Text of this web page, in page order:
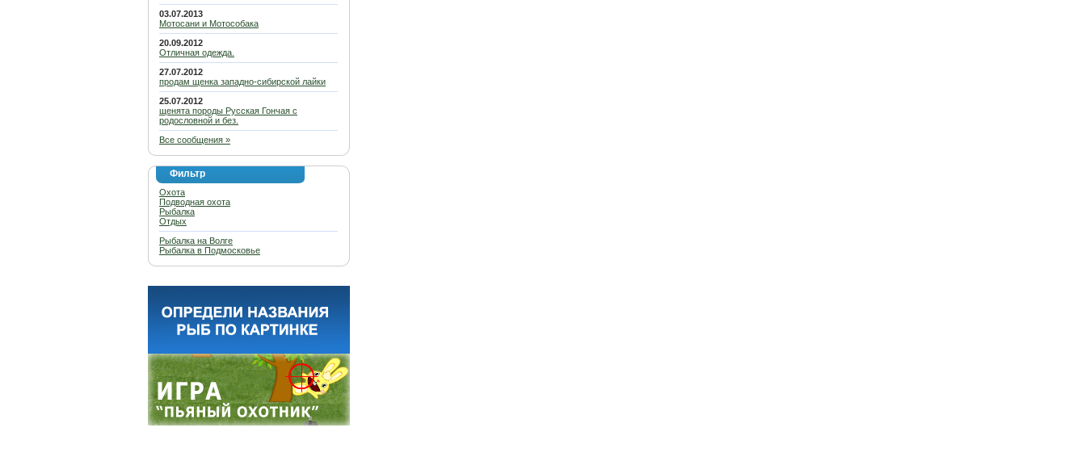
03.07.2013
Мотосани и Мотособака
20.09.2012
Отличная одежда.
27.07.2012
продам щенка западно-сибирской лайки
25.07.2012
щенята породы Русская Гончая с
родословной и без.
Все сообщения »
Фильтр
Охота
Подводная охота
Рыбалка
Отдых
Рыбалка на Волге
Рыбалка в Подмосковье